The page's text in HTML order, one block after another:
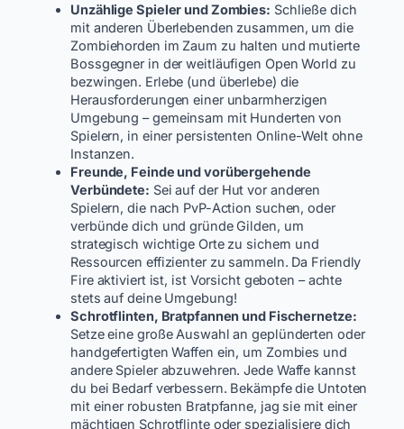
Unzählige Spieler und Zombies: Schließe dich
mit anderen Überlebenden zusammen, um die
Zombiehorden im Zaum zu halten und mutierte
Bossgegner in der weitläufigen Open World zu
bezwingen. Erlebe (und überlebe) die
Herausforderungen einer unbarmherzigen
Umgebung – gemeinsam mit Hunderten von
Spielern, in einer persistenten Online-Welt ohne
Instanzen.
Freunde, Feinde und vorübergehende
Verbündete: Sei auf der Hut vor anderen
Spielern, die nach PvP-Action suchen, oder
verbünde dich und gründe Gilden, um
strategisch wichtige Orte zu sichern und
Ressourcen effizienter zu sammeln. Da Friendly
Fire aktiviert ist, ist Vorsicht geboten – achte
stets auf deine Umgebung!
Schrotflinten, Bratpfannen und Fischernetze:
Setze eine große Auswahl an geplünderten oder
handgefertigten Waffen ein, um Zombies und
andere Spieler abzuwehren. Jede Waffe kannst
du bei Bedarf verbessern. Bekämpfe die Untoten
mit einer robusten Bratpfanne, jag sie mit einer
mächtigen Schrotflinte oder spezialisiere dich